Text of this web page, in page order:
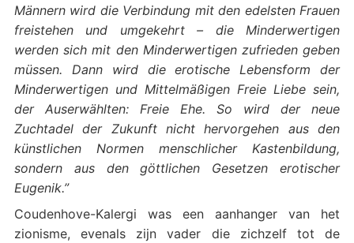
Männern wird die Verbindung mit den edelsten Frauen
freistehen und umgekehrt – die Minderwertigen
werden sich mit den Minderwertigen zufrieden geben
müssen. Dann wird die erotische Lebensform der
Minderwertigen und Mittelmäßigen Freie Liebe sein,
der Auserwählten: Freie Ehe. So wird der neue
Zuchtadel der Zukunft nicht hervorgehen aus den
künstlichen Normen menschlicher Kastenbildung,
sondern aus den göttlichen Gesetzen erotischer
Eugenik.”
Coudenhove-Kalergi was een aanhanger van het
zionisme, evenals zijn vader die zichzelf tot de